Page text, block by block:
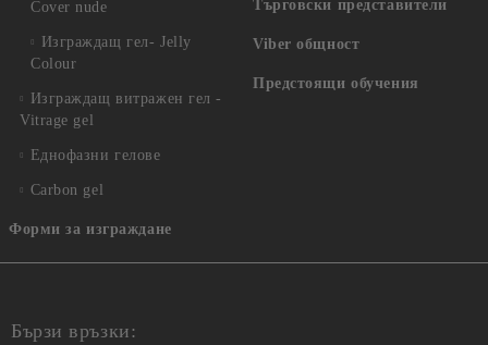
Cover nude
Изграждащ гел- Jelly
Colour
Изграждащ витражен гел -
Vitrage gel
Еднофазни гелове
Carbon gel
Форми за изграждане
Търговски представители
Viber общност
Предстоящи обучения
Бързи връзки: